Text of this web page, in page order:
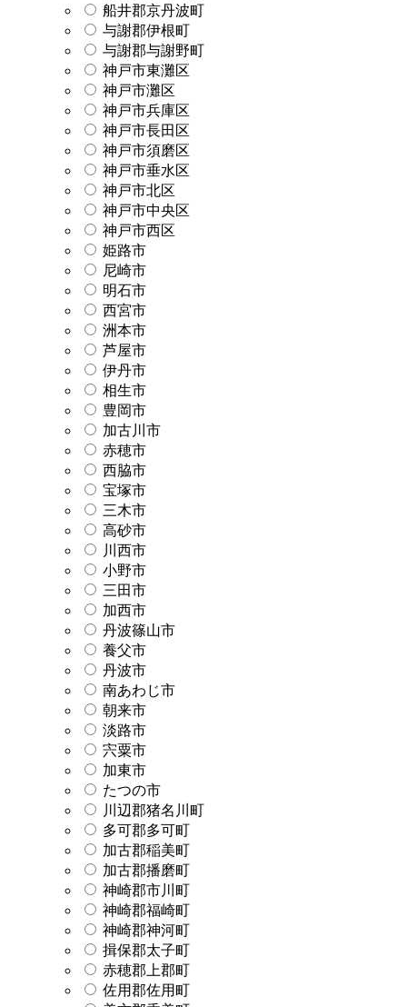
船井郡京丹波町
与謝郡伊根町
与謝郡与謝野町
神戸市東灘区
神戸市灘区
神戸市兵庫区
神戸市長田区
神戸市須磨区
神戸市垂水区
神戸市北区
神戸市中央区
神戸市西区
姫路市
尼崎市
明石市
西宮市
洲本市
芦屋市
伊丹市
相生市
豊岡市
加古川市
赤穂市
西脇市
宝塚市
三木市
高砂市
川西市
小野市
三田市
加西市
丹波篠山市
養父市
丹波市
南あわじ市
朝来市
淡路市
宍粟市
加東市
たつの市
川辺郡猪名川町
多可郡多可町
加古郡稲美町
加古郡播磨町
神崎郡市川町
神崎郡福崎町
神崎郡神河町
揖保郡太子町
赤穂郡上郡町
佐用郡佐用町